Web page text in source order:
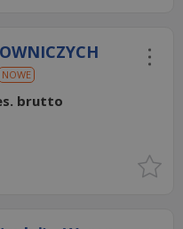
NOWE
brutto